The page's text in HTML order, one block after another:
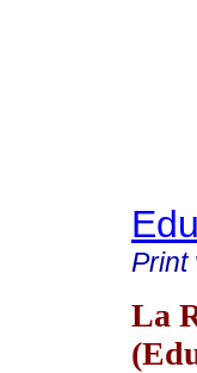
Print
La